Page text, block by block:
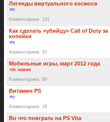
Легенды виртуального космоса
PC
Комментариев: 141
Как сделать «убийцу» Call of Duty за
копейки
PC
Комментариев: 93
Мобильные игры, март 2012 года
iOS Android
Комментариев: 89
Витамин PS
PC
Комментариев: 28
Во что поиграть на PS Vita